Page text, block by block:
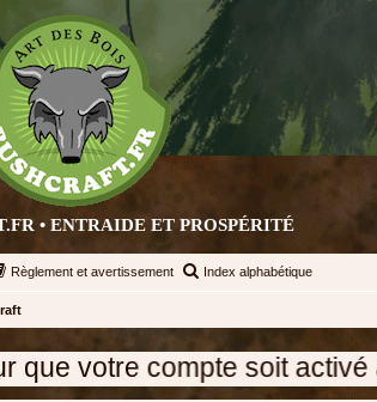
• ENTRAIDE ET PROSPÉRITÉ
Règlement et avertissement Index alphabétique
compte soit activé